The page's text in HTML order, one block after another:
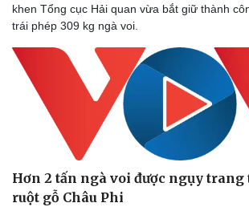
khen Tổng cục Hải quan vừa bắt giữ thành
trái phép 309 kg ngà voi.
Hơn 2 tấn ngà voi được ngụy
ruột gỗ Châu Phi